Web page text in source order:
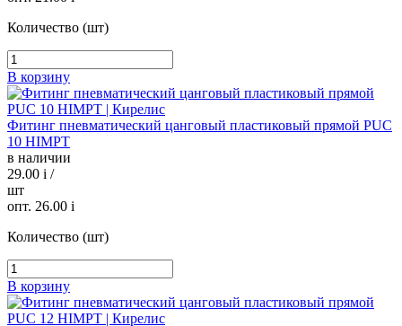
Количество (шт)
В корзину
Фитинг пневматический цанговый пластиковый прямой PUC
10 HIMPT
в наличии
29.00 i /
шт
опт. 26.00 i
Количество (шт)
В корзину